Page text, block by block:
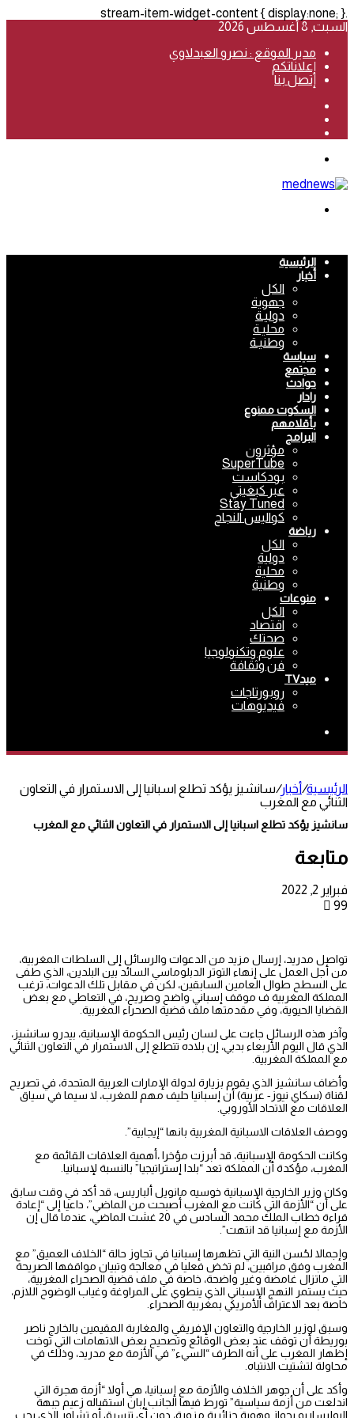
.stream-item-widget-content { display:none; }
السبت, 8 أغسطس 2026
مدير الموقع : نصرو العبدلاوي
إعلاناتكم
إتصل بنا
الرئيسية
أخبار
الكل
جهوية
دوليـة
محليـة
وطنيـة
سياسة
مجتمع
حوادث
رادار
السكوت ممنوع
بأقلامهم
البرامج
مؤثرون
SuperTube
بودكاست
عبر كبغيتي
Stay Tuned
كواليس النجاح
رياضة
الكل
دولية
محلية
وطنية
منوعات
الكل
اقتصاد
صحتك
علوم وتكنولوجيا
فن وثقافة
ميدTV
روبورتاجات
فيديوهات
الرئيسية/أخبار/سانشيز يؤكد تطلع اسبانيا إلى الاستمرار في التعاون
الثنائي مع المغرب
سانشيز يؤكد تطلع اسبانيا إلى الاستمرار في التعاون الثنائي مع المغرب
متابعة
فبراير 2, 2022
99
تواصل مدريد، إرسال مزيد من الدعوات والرسائل إلى السلطات المغربية،
من أجل العمل على إنهاء التوتر الدبلوماسي السائد بين البلدين، الذي طفى
على السطح طوال العامين السابقين، لكن في مقابل تلك الدعوات، ترغب
المملكة المغربية ف موقف إسباني واضح وصريح، في التعاطي مع بعض
القضايا الحيوية، وفي مقدمتها ملف قضية الصحراء المغربية.
وآخر هذه الرسائل جاءت على لسان رئيس الحكومة الإسبانية، بيدرو سانشيز،
الذي قال اليوم الأربعاء بدبي، إن بلاده تتطلع إلى الاستمرار في التعاون الثنائي
مع المملكة المغربية.
وأضاف سانشيز الذي يقوم بزيارة لدولة الإمارات العربية المتحدة، في تصريح
لقناة (سكاي نيوز- عربية) أن إسبانيا حليف مهم للمغرب، لا سيما في سياق
العلاقات مع الاتحاد الأوروبي.
ووصف العلاقات الاسبانية المغربية بانها “إيجابية”.
وكانت الحكومة الإسبانية، قد أبرزت مؤخرا ،أهمية العلاقات القائمة مع
المغرب، مؤكدة أن المملكة تعد “بلدا إستراتيجيا” بالنسبة لإسبانيا.
وكان وزير الخارجية الإسبانية خوسيه مانويل ألباريس، قد أكد في وقت سابق
على أن “الأزمة التي كانت مع المغرب أصبحت من الماضي”، داعيا إلى “إعادة
قراءة خطاب الملك محمد السادس في 20 غشت الماضي، عندما قال إن
الأزمة مع إسبانيا قد انتهت”.
وإجمالا لحُسن النية التي تظهرها إسبانيا في تجاوز حالة “الخلاف العميق” مع
المغرب وفق مراقبين، لم تخض فعليا في معالجة وتبيان مواقفها الصريحة
التي ماتزال غامضة وغير واضحة، خاصة في ملف قضية الصحراء المغربية،
حيث يستمر النهج الإسباني الذي ينطوي على المراوغة وغياب الوضوح اللازم،
خاصة بعد الاعتراف الأمريكي بمغربية الصحراء.
وسبق لوزير الخارجية والتعاون الإفريقي والمغاربة المقيمين بالخارج ناصر
بوريطة أن توقف عند بعض الوقائع وتصحيح بعض الاتهامات التي توخت
إظهار المغرب على أنه الطرف “السيء” في الأزمة مع مدريد، وذلك في
محاولة لتشتيت الانتباه.
وأكد على أن جوهر الخلاف والأزمة مع إسبانيا، هي أولا “أزمة هجرة التي
اندلعت من أزمة سياسية” تورط فيها الجانب إبان استقباله زعيم جبهة
البوليساريو بجواز وهوية جزائرية مزورة، دون أي تنسيق أو تشاور الذي يجب